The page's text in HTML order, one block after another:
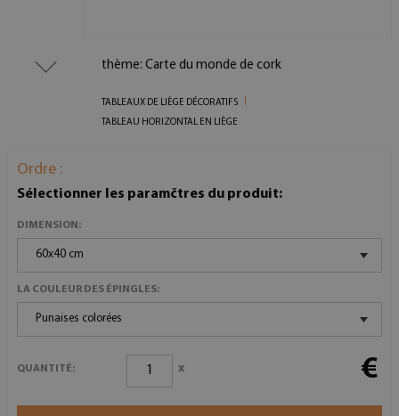
thème: Carte du monde de cork
TABLEAUX DE LIÈGE DÉCORATIFS
TABLEAU HORIZONTAL EN LIÈGE
Ordre :
Sélectionner les paramčtres du produit:
DIMENSION:
60x40 cm
LA COULEUR DES ÉPINGLES:
Punaises colorées
QUANTITÉ: x €